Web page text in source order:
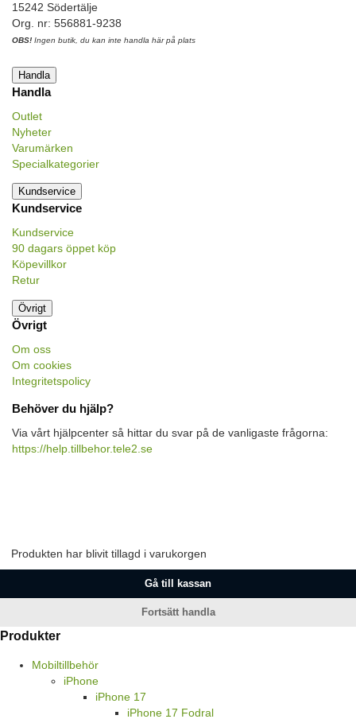
15242 Södertälje
Org. nr: 556881-9238
OBS! Ingen butik, du kan inte handla här på plats
Handla
Handla
Outlet
Nyheter
Varumärken
Specialkategorier
Kundservice
Kundservice
Kundservice
90 dagars öppet köp
Köpevillkor
Retur
Övrigt
Övrigt
Om oss
Om cookies
Integritetspolicy
Behöver du hjälp?
Via vårt hjälpcenter så hittar du svar på de vanligaste frågorna:
https://help.tillbehor.tele2.se
Produkten har blivit tillagd i varukorgen
Gå till kassan
Fortsätt handla
Produkter
Mobiltillbehör
iPhone
iPhone 17
iPhone 17 Fodral